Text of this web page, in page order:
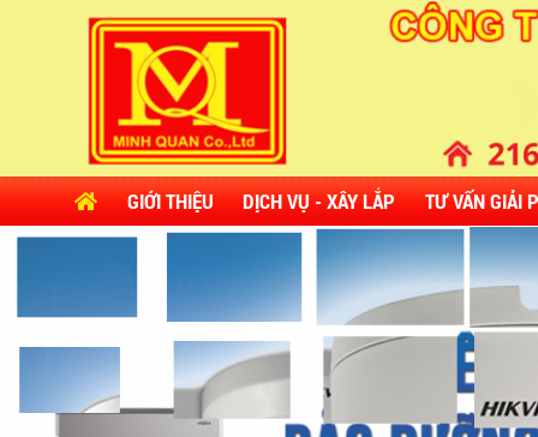
GIỚI THIỆU DỊCH VỤ - XÂY LẮP TƯ VẤN GIẢI